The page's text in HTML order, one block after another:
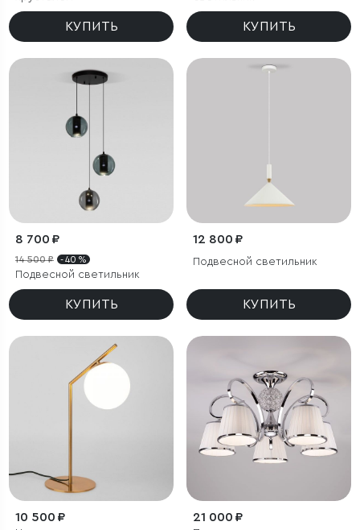
КУПИТЬ КУПИТЬ
8 700 ₽
14 500 ₽ - 40 %
Подвесной светильник
КУПИТЬ
12 800 ₽
Подвесной светильник
КУПИТЬ
10 500 ₽ 21 000 ₽